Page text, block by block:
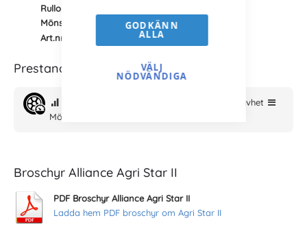
GODKÄNN
ALLA
VÄLJ
NÖDVÄNDIGA
Rullomkrets:
Mönsterdjup:
30 mm
Art.nr:
3071240701610001
Prestanda Alliance Agri Star II
Livslängd och styvhet
Mönster med SLT och slitstyrka
Broschyr Alliance Agri Star II
PDF Broschyr Alliance Agri Star II
Ladda hem PDF broschyr om Agri Star II